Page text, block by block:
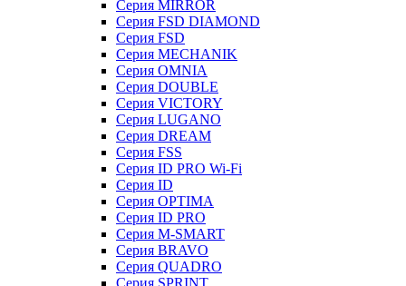
Серия MIRROR
Серия FSD DIAMOND
Серия FSD
Серия MECHANIK
Серия OMNIA
Серия DOUBLE
Серия VICTORY
Серия LUGANO
Серия DREAM
Серия FSS
Серия ID PRO Wi-Fi
Серия ID
Серия OPTIMA
Серия ID PRO
Серия M-SMART
Серия BRAVO
Серия QUADRO
Серия SPRINT